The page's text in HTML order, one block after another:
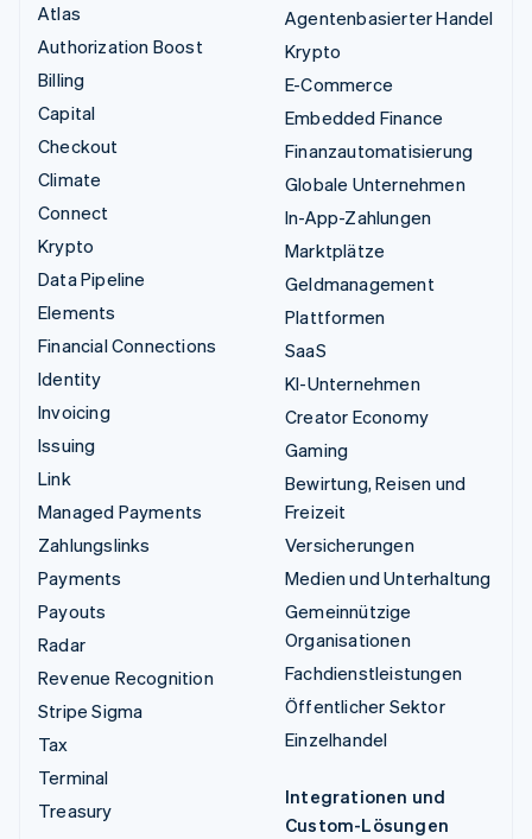
Atlas
Authorization Boost
Billing
Capital
Checkout
Climate
Connect
Krypto
Data Pipeline
Elements
Financial Connections
Identity
Invoicing
Issuing
Link
Managed Payments
Zahlungslinks
Payments
Payouts
Radar
Revenue Recognition
Stripe Sigma
Tax
Terminal
Treasury
Agentenbasierter Handel
Krypto
E-Commerce
Embedded Finance
Finanzautomatisierung
Globale Unternehmen
In-App-Zahlungen
Marktplätze
Geldmanagement
Plattformen
SaaS
KI-Unternehmen
Creator Economy
Gaming
Bewirtung, Reisen und
Freizeit
Versicherungen
Medien und Unterhaltung
Gemeinnützige
Organisationen
Fachdienstleistungen
Öffentlicher Sektor
Einzelhandel
Integrationen und
Custom-Lösungen